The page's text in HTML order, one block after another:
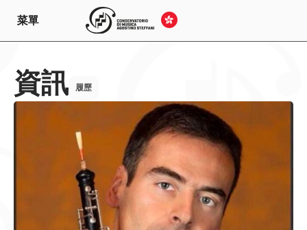
菜單
資訊 履歷